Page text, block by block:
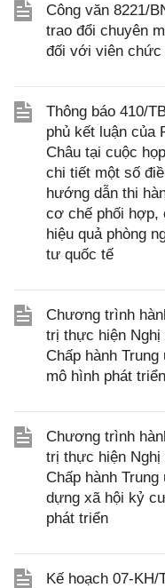
Công văn 8221/
trao đổi chuyên
đối với viên chức
Thông báo 410/
phủ kết luận của
Châu tại cuộc
chi tiết một số
hướng dẫn thi
cơ chế phối hợp,
hiệu quả phòng
tư quốc tế
Chương trình
trị thực hiện Nghị
Chấp hành
mô hình phát
Chương trình
trị thực hiện Nghị
Chấp hành
dựng xã hội kỷ
phát triển
Kế hoạch 07-